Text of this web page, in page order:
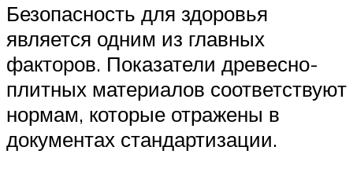
Безопасность для здоровья
является одним из главных
факторов. Показатели древесно-
плитных материалов соответствуют
нормам, которые отражены в
документах стандартизации.